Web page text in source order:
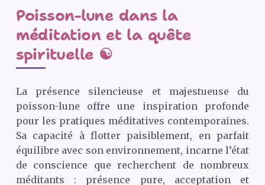
Poisson-lune dans la
méditation et la quête
spirituelle ☯️
La présence silencieuse et majestueuse du
poisson-lune offre une inspiration profonde
pour les pratiques méditatives contemporaines.
Sa capacité à flotter paisiblement, en parfait
équilibre avec son environnement, incarne l’état
de conscience que recherchent de nombreux
méditants : présence pure, acceptation et